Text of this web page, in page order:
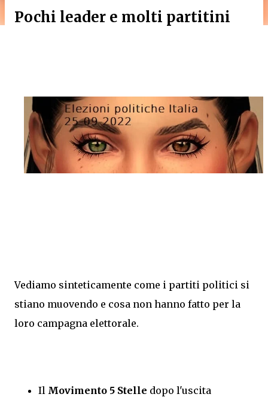
Pochi leader e molti partitini
Vediamo sinteticamente come i partiti politici si
stiano muovendo e cosa non hanno fatto per la
loro campagna elettorale.
Il Movimento 5 Stelle dopo l'uscita